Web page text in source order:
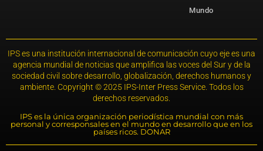
Mundo
IPS es una institución internacional de comunicación cuyo eje es una
agencia mundial de noticias que amplifica las voces del Sur y de la
sociedad civil sobre desarrollo, globalización, derechos humanos y
ambiente. Copyright © 2025 IPS-Inter Press Service. Todos los
derechos reservados.
IPS es la única organización periodística mundial con más
personal y corresponsales en el mundo en desarrollo que en los
países ricos. DONAR